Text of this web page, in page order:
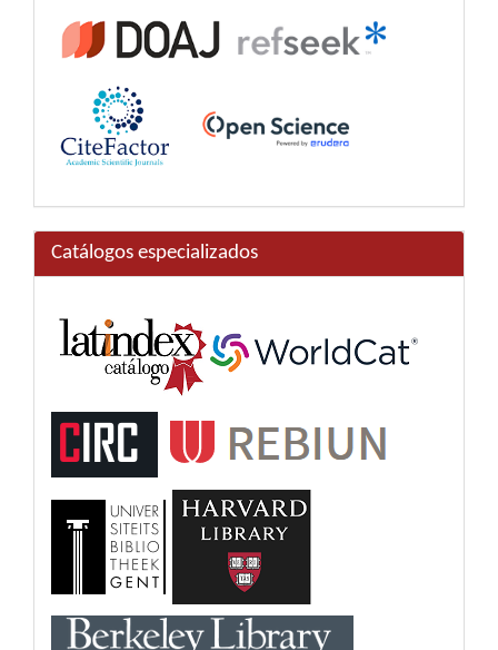
Catálogos especializados